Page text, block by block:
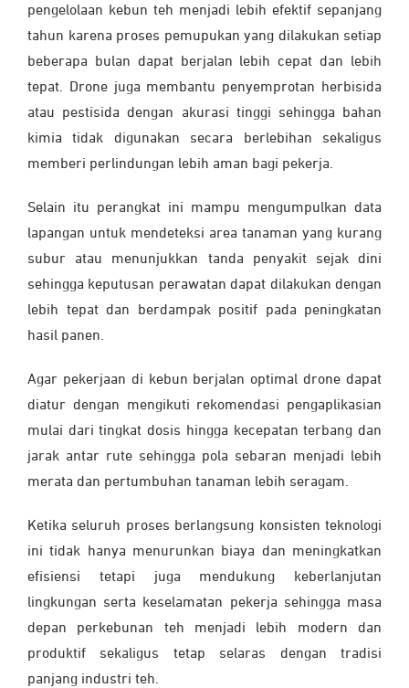
pengelolaan kebun teh menjadi lebih efektif sepanjang
tahun karena proses pemupukan yang dilakukan setiap
beberapa bulan dapat berjalan lebih cepat dan lebih
tepat. Drone juga membantu penyemprotan herbisida
atau pestisida dengan akurasi tinggi sehingga bahan
kimia tidak digunakan secara berlebihan sekaligus
memberi perlindungan lebih aman bagi pekerja.
Selain itu perangkat ini mampu mengumpulkan data
lapangan untuk mendeteksi area tanaman yang kurang
subur atau menunjukkan tanda penyakit sejak dini
sehingga keputusan perawatan dapat dilakukan dengan
lebih tepat dan berdampak positif pada peningkatan
hasil panen.
Agar pekerjaan di kebun berjalan optimal drone dapat
diatur dengan mengikuti rekomendasi pengaplikasian
mulai dari tingkat dosis hingga kecepatan terbang dan
jarak antar rute sehingga pola sebaran menjadi lebih
merata dan pertumbuhan tanaman lebih seragam.
Ketika seluruh proses berlangsung konsisten teknologi
ini tidak hanya menurunkan biaya dan meningkatkan
efisiensi tetapi juga mendukung keberlanjutan
lingkungan serta keselamatan pekerja sehingga masa
depan perkebunan teh menjadi lebih modern dan
produktif sekaligus tetap selaras dengan tradisi
panjang industri teh.